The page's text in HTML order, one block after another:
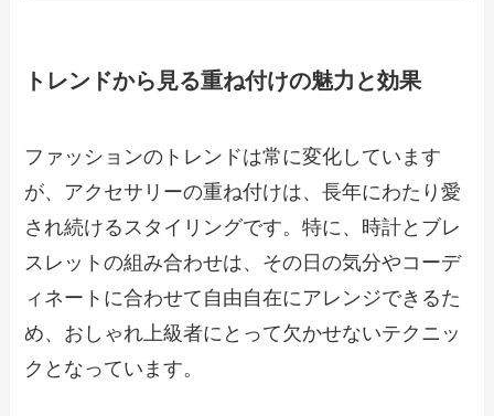
トレンドから見る重ね付けの魅力と効果
ファッションのトレンドは常に変化しています
が、アクセサリーの重ね付けは、長年にわたり愛
され続けるスタイリングです。特に、時計とブレ
スレットの組み合わせは、その日の気分やコーデ
ィネートに合わせて自由自在にアレンジできるた
め、おしゃれ上級者にとって欠かせないテクニッ
クとなっています。